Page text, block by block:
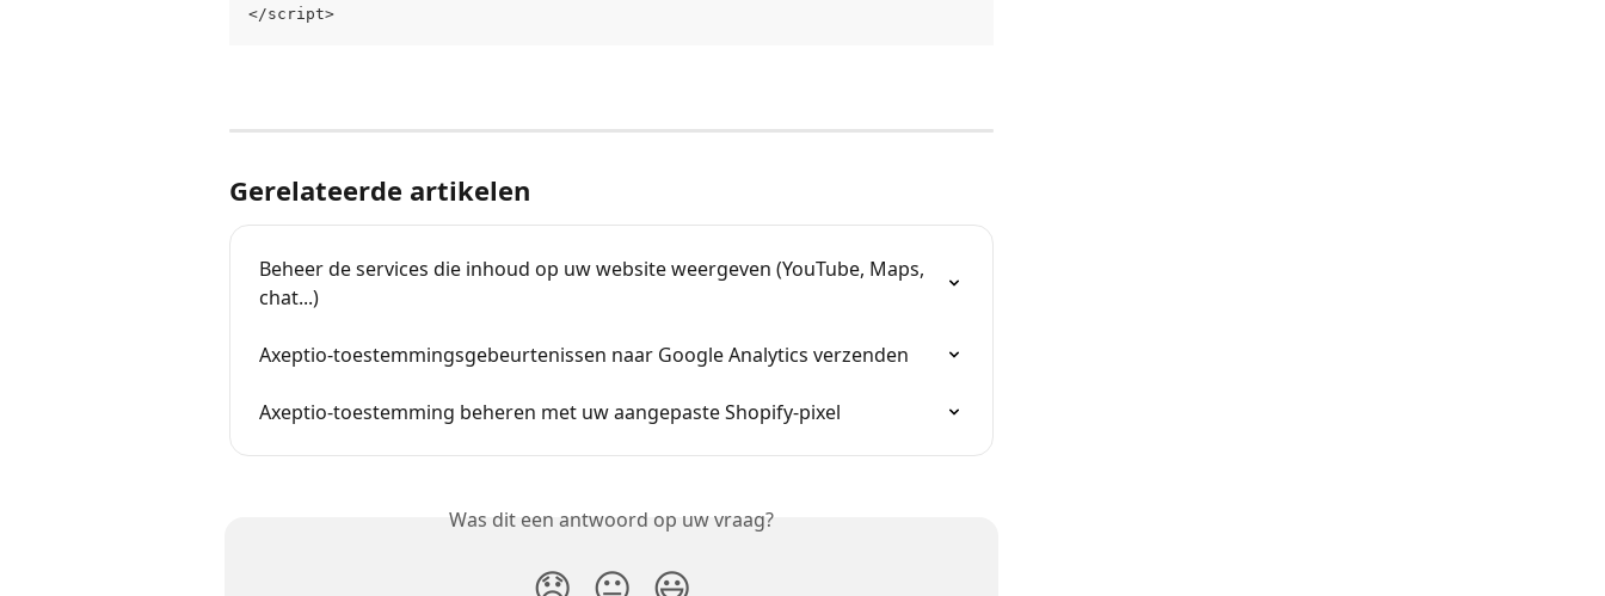
</script>
Gerelateerde artikelen
Beheer de services die inhoud op uw website weergeven (YouTube, Maps,
chat...)
Axeptio-toestemmingsgebeurtenissen naar Google Analytics verzenden
Axeptio-toestemming beheren met uw aangepaste Shopify-pixel
Was dit een antwoord op uw vraag?